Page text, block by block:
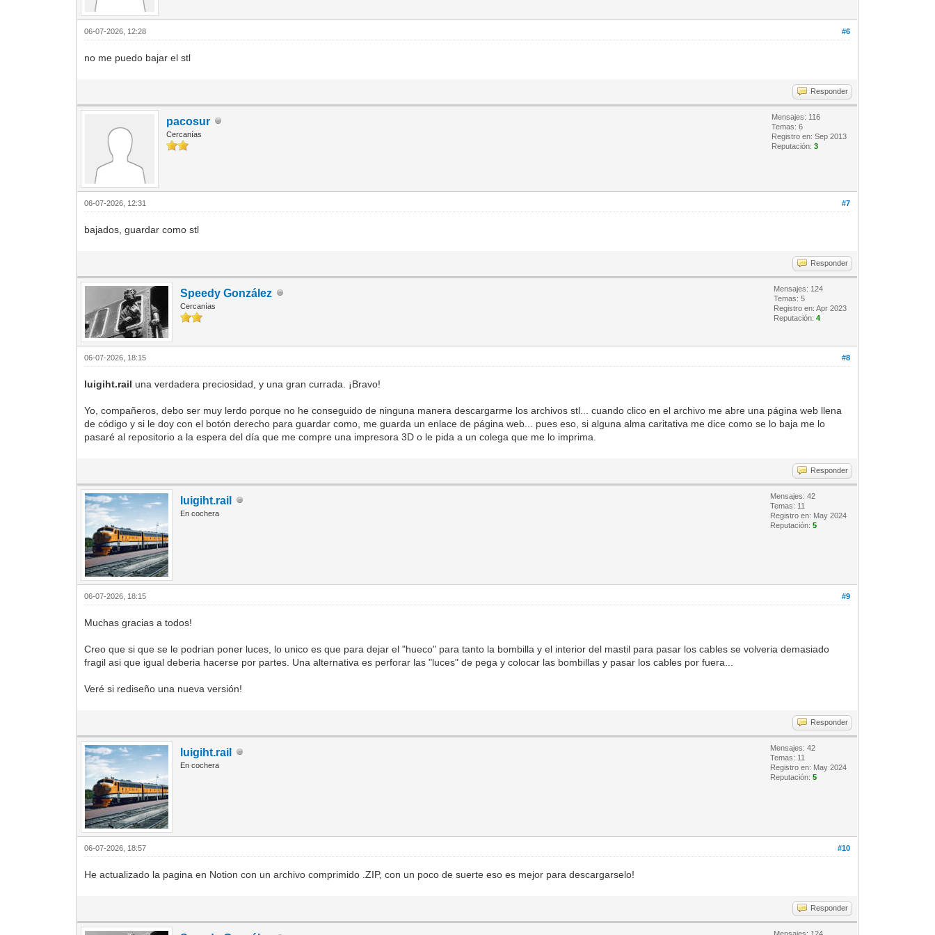
#6
06-07-2026, 12:28
no me puedo bajar el stl
Responder
pacosur
Cercanías
Mensajes: 116
Temas: 6
Registro en: Sep 2013
Reputación:3
#7
06-07-2026, 12:31
bajados, guardar como stl
Responder
Speedy González
Cercanías
Mensajes: 124
Temas: 5
Registro en: Apr 2023
Reputación:4
#8
06-07-2026, 18:15
luigiht.rail una verdadera preciosidad, y una gran currada. ¡Bravo!
Yo, compañeros, debo ser muy lerdo porque no he conseguido de ninguna manera descargarme los archivos stl... cuando clico en el archivo me abre una página web llena
de código y si le doy con el botón derecho para guardar como, me guarda un enlace de página web... pues eso, si alguna alma caritativa me dice como se lo baja me lo
pasaré al repositorio a la espera del día que me compre una impresora 3D o le pida a un colega que me lo imprima.
Responder
luigiht.rail
En cochera
Mensajes: 42
Temas: 11
Registro en: May 2024
Reputación:5
#9
06-07-2026, 18:15
Muchas gracias a todos!
Creo que si que se le podrian poner luces, lo unico es que para dejar el "hueco" para tanto la bombilla y el interior del mastil para pasar los cables se volveria demasiado
fragil asi que igual deberia hacerse por partes. Una alternativa es perforar las "luces" de pega y colocar las bombillas y pasar los cables por fuera...
Veré si rediseño una nueva versión!
Responder
luigiht.rail
En cochera
Mensajes: 42
Temas: 11
Registro en: May 2024
Reputación:5
#10
06-07-2026, 18:57
He actualizado la pagina en Notion con un archivo comprimido .ZIP, con un poco de suerte eso es mejor para descargarselo!
Responder
Mensajes: 124